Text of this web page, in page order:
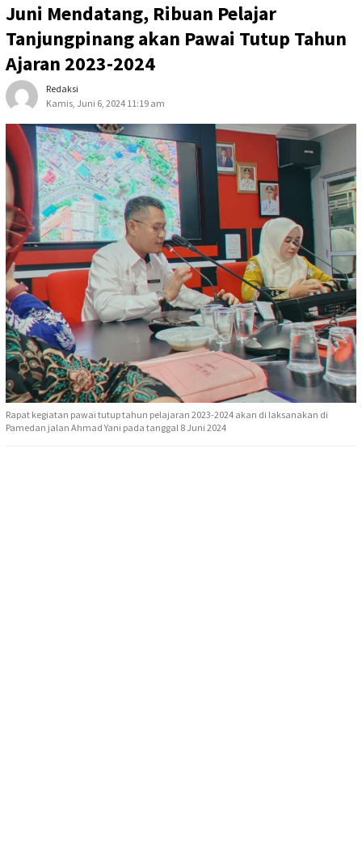
Juni Mendatang, Ribuan Pelajar
Tanjungpinang akan Pawai Tutup Tahun
Ajaran 2023-2024
Redaksi
Kamis, Juni 6, 2024 11:19 am
Rapat kegiatan pawai tutup tahun pelajaran 2023-2024 akan di laksanakan di
Pamedan jalan Ahmad Yani pada tanggal 8 Juni 2024